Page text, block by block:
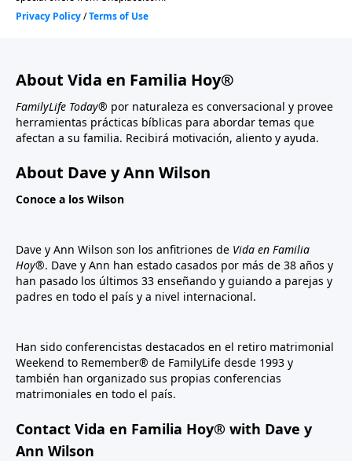
About Vida en Familia Hoy®
FamilyLife Today® por naturaleza es conversacional y provee
herramientas prácticas bíblicas para abordar temas que
afectan a su familia. Recibirá motivación, aliento y ayuda.
About Dave y Ann Wilson
Conoce a los Wilson
Dave y Ann Wilson son los anfitriones de Vida en Familia
Hoy®. Dave y Ann han estado casados por más de 38 años y
han pasado los últimos 33 enseñando y guiando a parejas y
padres en todo el país y a nivel internacional.
Han sido conferencistas destacados en el retiro matrimonial
Weekend to Remember® de FamilyLife desde 1993 y
también han organizado sus propias conferencias
matrimoniales en todo el país.
Contact Vida en Familia Hoy® with Dave y
Ann Wilson